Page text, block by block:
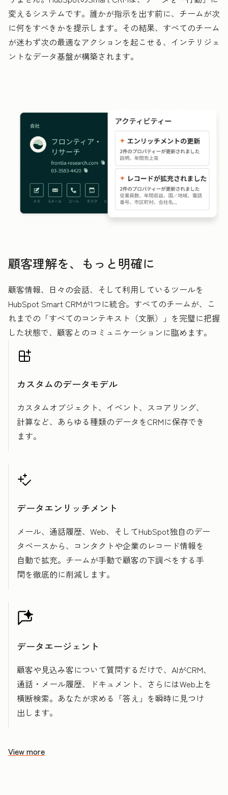
変えるシステムです。誰かが指示を出す前に、チームが次
に何をすべきかを提示します。その結果、すべてのチーム
が迷わず次の最適なアクションを起こせる、インテリジェ
ントなデータ基盤が構築されます。
顧客理解を、もっと明確に
顧客情報、日々の会話、そして利用しているツールを
HubSpot Smart CRMが1つに統合。すべてのチームが、こ
れまでの「すべてのコンテキスト（文脈）」を完璧に把握
した状態で、顧客とのコミュニケーションに臨めます。
カスタムのデータモデル
カスタムオブジェクト、イベント、スコアリング、
計算など、あらゆる種類のデータをCRMに保存でき
ます。
データエンリッチメント
メール、通話履歴、Web、そしてHubSpot独自のデー
タベースから、コンタクトや企業のレコード情報を
自動で拡充。チームが手動で顧客の下調べをする手
間を徹底的に削減します。
データエージェント
顧客や見込み客について質問するだけで、AIがCRM、
通話・メール履歴、ドキュメント、さらにはWeb上を
横断検索。あなたが求める「答え」を瞬時に見つけ
出します。
View more